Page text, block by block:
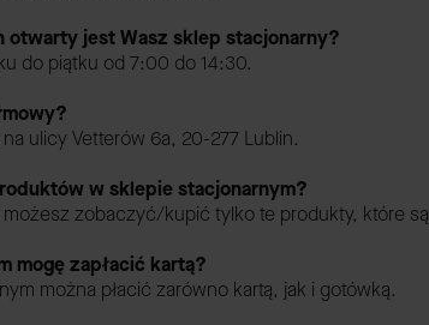
otwarty jest Wasz sklep stacjonarny?
do piątku od 7:00 do 14:30.
ulicy Vetterów 6a, 20-277 Lublin.
w sklepie stacjonarnym?
zobaczyć/kupić tylko te produkty, które
mogę zapłacić kartą?
można płacić zarówno kartą, jak i gotówką.